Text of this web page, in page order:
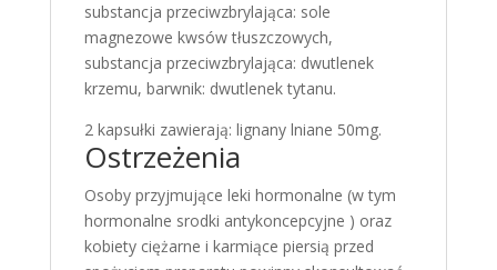
substancja przeciwzbrylająca: sole
magnezowe kwsów tłuszczowych,
substancja przeciwzbrylająca: dwutlenek
krzemu, barwnik: dwutlenek tytanu.
2 kapsułki zawierają: lignany lniane 50mg.
Ostrzeżenia
Osoby przyjmujące leki hormonalne (w tym
hormonalne srodki antykoncepcyjne ) oraz
kobiety ciężarne i karmiące piersią przed